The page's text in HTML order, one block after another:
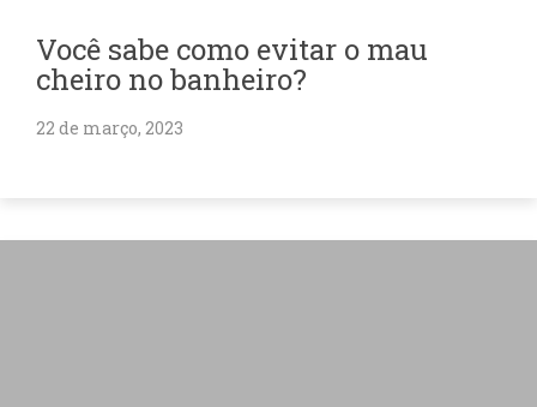
Você sabe como evitar o mau
cheiro no banheiro?
22 de março, 2023